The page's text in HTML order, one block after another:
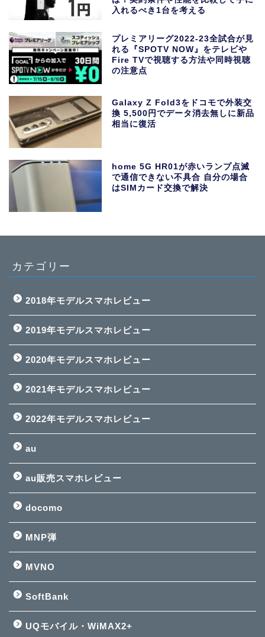
入れるべき1台を考える
プレミアリーグ2022-23全試合が見
れる『SPOTV NOW』をテレビや
Fire TVで視聴する方法や同時視聴
の注意点
Galaxy Z Fold3をドコモで外装交
換 5,500円でデータ消去無しに新品
相当に復活
home 5G HR01が赤いランプ点滅
で通信できない不具合 自分の場合
はSIMカード交換で解決
カテゴリー
2018年モデルスマホレビュー
2019年モデルスマホレビュー
2020年モデルスマホレビュー
2021年モデルスマホレビュー
2022年モデルスマホレビュー
au
au販売スマホレビュー
docomo
MNP弾
MVNO
SoftBank
UQモバイル・WiMAX2+